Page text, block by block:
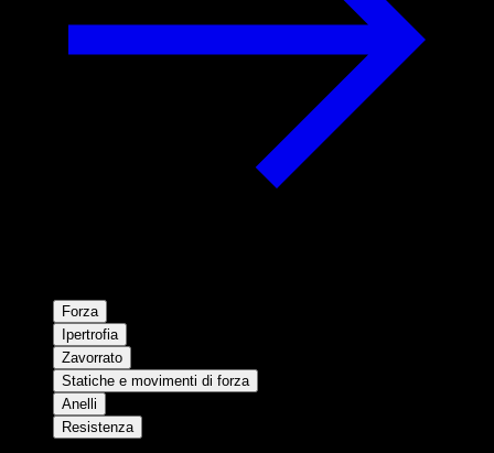
Forza
Ipertrofia
Zavorrato
Statiche e movimenti di forza
Anelli
Resistenza